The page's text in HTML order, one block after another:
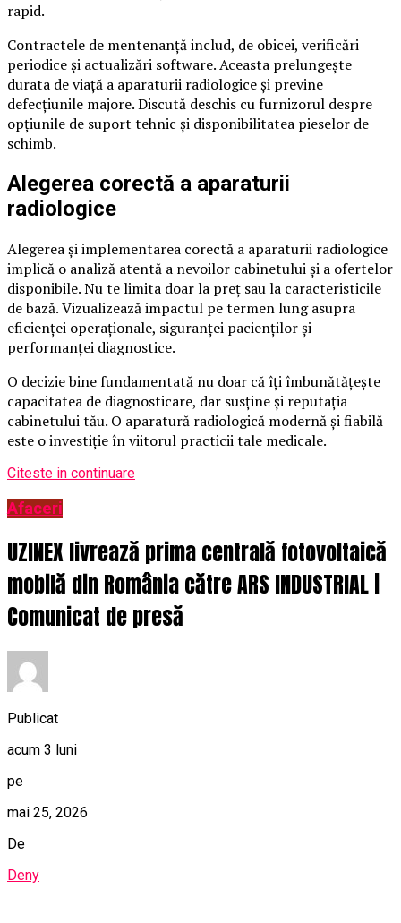
rapid.
Contractele de mentenanță includ, de obicei, verificări
periodice și actualizări software. Aceasta prelungește
durata de viață a aparaturii radiologice și previne
defecțiunile majore. Discută deschis cu furnizorul despre
opțiunile de suport tehnic și disponibilitatea pieselor de
schimb.
Alegerea corectă a aparaturii
radiologice
Alegerea și implementarea corectă a aparaturii radiologice
implică o analiză atentă a nevoilor cabinetului și a ofertelor
disponibile. Nu te limita doar la preț sau la caracteristicile
de bază. Vizualizează impactul pe termen lung asupra
eficienței operaționale, siguranței pacienților și
performanței diagnostice.
O decizie bine fundamentată nu doar că îți îmbunătățește
capacitatea de diagnosticare, dar susține și reputația
cabinetului tău. O aparatură radiologică modernă și fiabilă
este o investiție în viitorul practicii tale medicale.
Citeste in continuare
Afaceri
UZINEX livrează prima centrală fotovoltaică
mobilă din România către ARS INDUSTRIAL |
Comunicat de presă
Publicat
acum 3 luni
pe
mai 25, 2026
De
Deny